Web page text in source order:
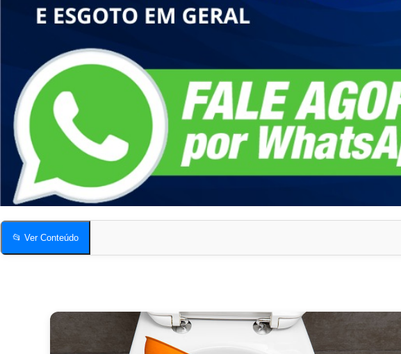
📂 Ver Conteúdo
Compartilhe esta página!
Desentupidora de Vaso Sanitário em Vila Nova